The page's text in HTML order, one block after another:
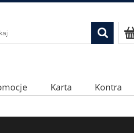
Karta Kontra